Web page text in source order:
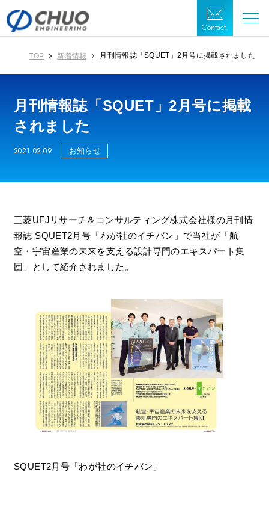
Contact.
TOP 新着情報 月刊情報誌「SQUET」2月号に掲載されました
月刊情報誌「SQUET」2月号に掲載
されました
2021.02.09 お知らせ
三菱UFJリサーチ＆コンサルティング株式会社様の月刊情
報誌 SQUET2月号「わが社のイチバン」で当社が「航
空・宇宙産業の未来を支える設計専門のエキスパート集
団」として紹介されました。
SQUET2月号「わが社のイチバン」